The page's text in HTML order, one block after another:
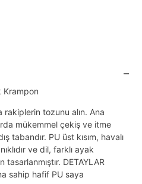
Krampon
rakiplerin tozunu alın. Ana
mükemmel çekiş ve itme
tabandır. PU üst kısım, havalı
ve dil, farklı ayak
DETAYLAR
sahip hafif PU saya